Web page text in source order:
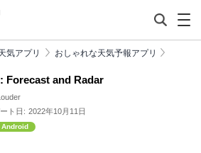
気アプリ おしゃれな天気予報アプリ
Forecast and Radar
ト日: 2022年10月11日
Android